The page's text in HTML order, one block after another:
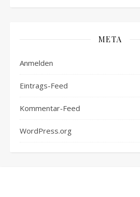
META
Anmelden
Eintrags-Feed
Kommentar-Feed
WordPress.org